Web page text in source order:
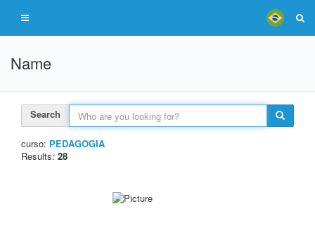
Name
Search
curso: PEDAGOGIA
Results: 28